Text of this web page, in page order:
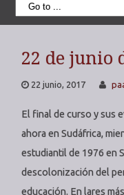
22 de junio
22 junio, 2017
El final de curso y sus
ahora en Sudáfrica,
estudiantil de 1976 en
descolonización del
educación. En lares